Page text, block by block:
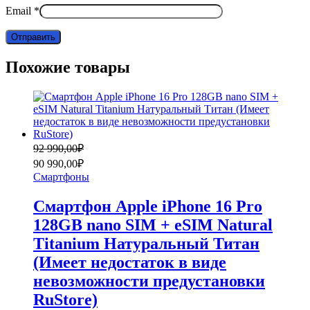
Email *
Похожие товары
92 990,00₽
Первоначальная
цена
составляла
92
90 990,00₽
Текущая
цена:
90
990,00₽.
Смартфоны
Смартфон Apple iPhone 16 Pro
128GB nano SIM + eSIM Natural
Titanium Натуральный Титан
(Имеет недостаток в виде
невозможности предустановки
RuStore)